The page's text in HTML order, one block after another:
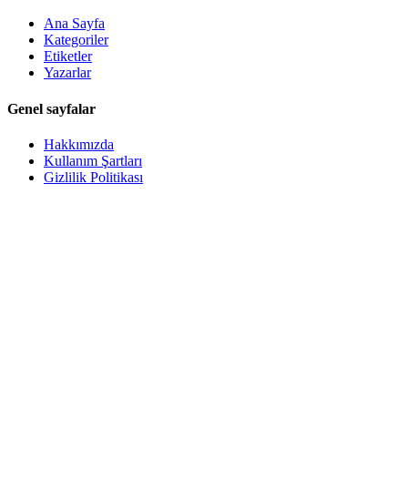
Ana Sayfa
Kategoriler
Etiketler
Yazarlar
Genel sayfalar
Hakkımızda
Kullanım Şartları
Gizlilik Politikası